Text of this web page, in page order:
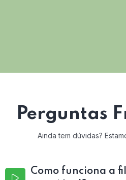
Perguntas
Ainda tem dúvidas?
Como funciona a